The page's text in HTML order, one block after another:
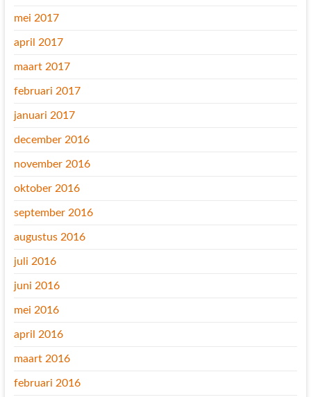
mei 2017
april 2017
maart 2017
februari 2017
januari 2017
december 2016
november 2016
oktober 2016
september 2016
augustus 2016
juli 2016
juni 2016
mei 2016
april 2016
maart 2016
februari 2016